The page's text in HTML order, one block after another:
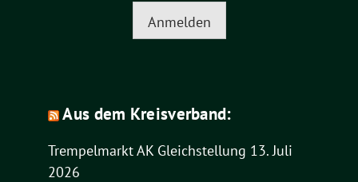
Anmelden
Aus dem Kreisverband:
Trempelmarkt AK Gleichstellung 13. Juli
2026